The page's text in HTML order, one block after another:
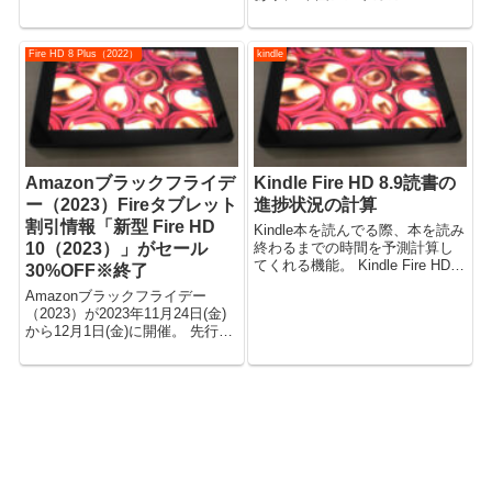
クラウドでパソコンや他端末...
供されていました。 日本では遅
れて、2014年11月発売予定の
Fire HDX 8.9タブレット (ニュー
モデル...
Fire HD 8 Plus（2022）
Amazonブラックフライデ
ー（2023）Fireタブレット
割引情報「新型 Fire HD
10（2023）」がセール
30%OFF※終了
Amazonブラックフライデー
（2023）が2023年11月24日(金)
から12月1日(金)に開催。 先行セ
ート。 （※このセールは終了し
kindle
Kindle Fire HD 8.9読書の
進捗状況の計算
Kindle本を読んでる際、本を読み
終わるまでの時間を予測計算し
てくれる機能。 Kindle Fire HD